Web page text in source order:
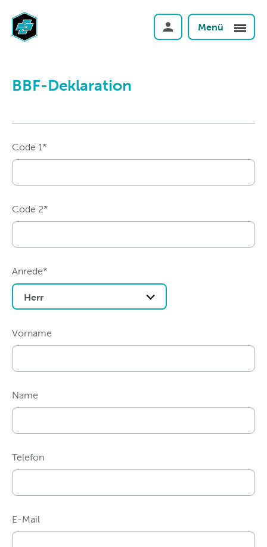
Menü
BBF-Deklaration
Code 1*
Code 2*
Anrede*
Herr
Vorname
Name
Telefon
E-Mail